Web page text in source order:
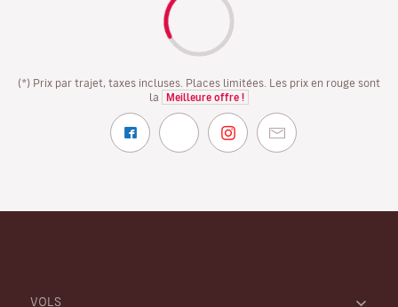
(*) Prix par trajet, taxes incluses. Places limitées. Les prix en rouge sont
la
Meilleure offre !
VOLS